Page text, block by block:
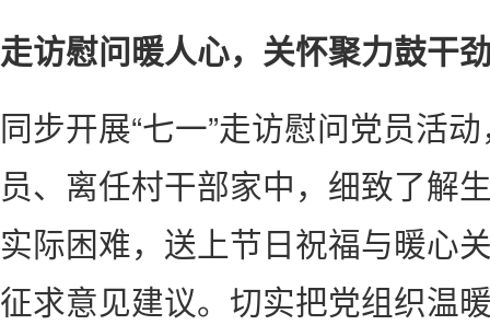
走访慰问暖人心，关怀聚力鼓干
同步开展“七一”走访慰问党员活
员、离任村干部家中，细致了解
实际困难，送上节日祝福与暖心
征求意见建议。切实把党组织温